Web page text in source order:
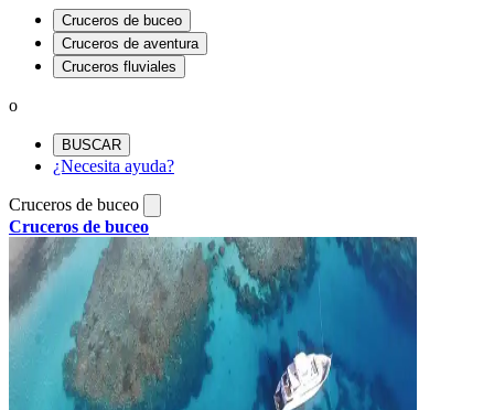
Cruceros de buceo
Cruceros de aventura
Cruceros fluviales
o
BUSCAR
¿Necesita ayuda?
Cruceros de buceo
Cruceros de buceo